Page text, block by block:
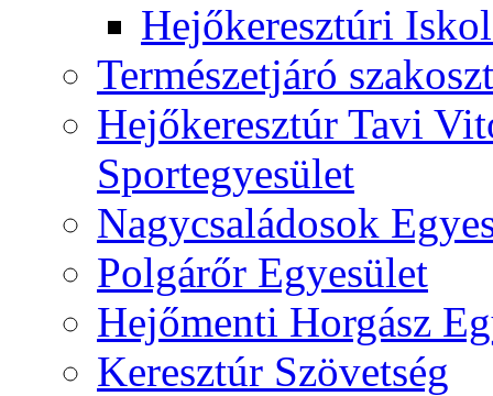
Hejőkeresztúri
Természetjáró
Hejőkeresztúr Tavi
Sportegyesület
Nagycsaládosok
Polgárőr Egyesület
Hejőmenti Horgász
Keresztúr Szövetség